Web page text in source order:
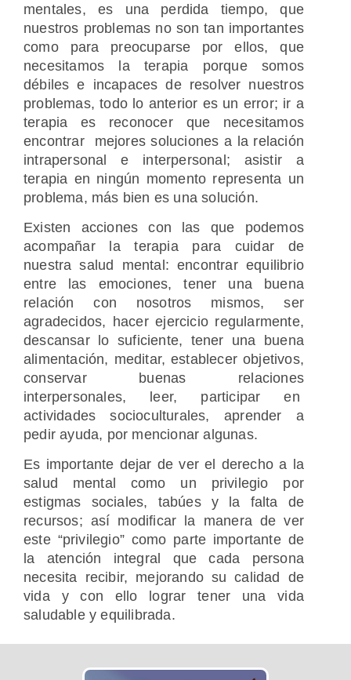
mentales, es una perdida tiempo, que
nuestros problemas no son tan importantes
como para preocuparse por ellos, que
necesitamos la terapia porque somos
débiles e incapaces de resolver nuestros
problemas, todo lo anterior es un error; ir a
terapia es reconocer que necesitamos
encontrar mejores soluciones a la relación
intrapersonal e interpersonal; asistir a
terapia en ningún momento representa un
problema, más bien es una solución.
Existen acciones con las que podemos
acompañar la terapia para cuidar de
nuestra salud mental: encontrar equilibrio
entre las emociones, tener una buena
relación con nosotros mismos, ser
agradecidos, hacer ejercicio regularmente,
descansar lo suficiente, tener una buena
alimentación, meditar, establecer objetivos,
conservar buenas relaciones
interpersonales, leer, participar en
actividades socioculturales, aprender a
pedir ayuda, por mencionar algunas.
Es importante dejar de ver el derecho a la
salud mental como un privilegio por
estigmas sociales, tabúes y la falta de
recursos; así modificar la manera de ver
este “privilegio” como parte importante de
la atención integral que cada persona
necesita recibir, mejorando su calidad de
vida y con ello lograr tener una vida
saludable y equilibrada.